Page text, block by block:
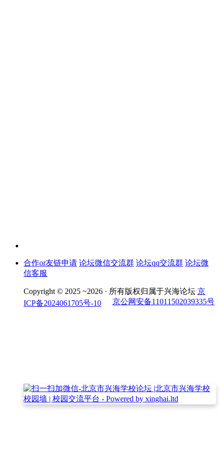
合作or友链申请 论坛微信交流群 论坛qq交流群 论坛微
信客服
Copyright © 2025 ~2026 · 所有版权归属于兴海论坛 京
ICP备2024061705号-10
京公网安备11011502039335号